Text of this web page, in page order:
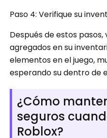
Paso 4: Verifique su
Después de estos
agregados en su
elementos en el juego,
esperando su dentro de
¿Cómo
seguros
Roblox?